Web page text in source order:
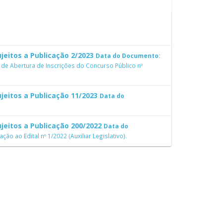
a Publicação 2/2023 Data do Documento:
Abertura de Inscrições do Concurso Público nº
a Publicação 11/2023 Data do
a Publicação 200/2022 Data do
ao Edital nº 1/2022 (Auxiliar Legislativo).